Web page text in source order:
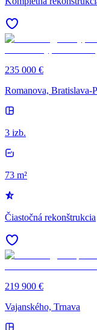
235 000 €
Romanova, Bratislava-
3 izb.
73 m²
Čiastočná rekonštrukcia
219 900 €
Vajanského, Trnava